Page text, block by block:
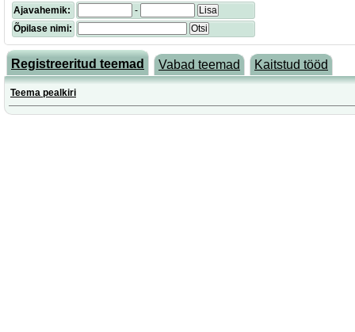
Ajavahemik:
-
Lisa
Õpilase nimi:
Otsi
Registreeritud teemad Vabad teemad Kaitstud tööd
Teema pealkiri